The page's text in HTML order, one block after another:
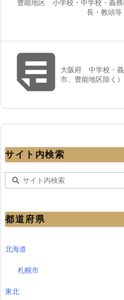
豊能地区 小学校・中学校・義
長・教頭
大阪府 中学校・義
市、豊能地区除く
サイト内検索
都道府県
北海道
札幌市
東北